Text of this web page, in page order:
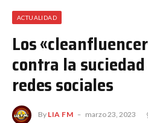
ACTUALIDAD
Los
contra la
redes sociales
By LIA FM marzo 23, 2023